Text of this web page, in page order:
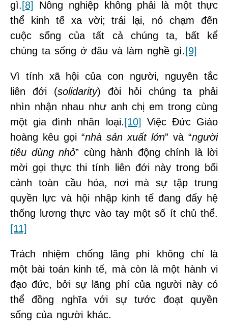
gì. [8]
Nông nghiệp không phải là một thực
thể kinh tế xa vời; trái lại, nó chạm đến
cuộc sống của tất cả chúng ta, bất kể
chúng ta sống ở đâu và làm nghề gì. [9]
Vì tính xã hội của con người, nguyên tắc
liên đới (solidarity) đòi hỏi chúng ta phải
nhìn nhận nhau như anh chị em trong cùng
một gia đình nhân loại. [10]
Việc Đức Giáo
hoàng kêu gọi “nhà sản xuất lớn” và “người
tiêu dùng nhỏ” cùng hành động chính là lời
mời gọi thực thi tính liên đới này trong bối
cảnh toàn cầu hóa, nơi mà sự tập trung
quyền lực và hội nhập kinh tế đang đẩy hệ
thống lương thực vào tay một số ít chủ thể.
[11]
Trách nhiệm chống lãng phí không chỉ là
một bài toán kinh tế, mà còn là một hành vi
đạo đức, bởi sự lãng phí của người này có
thể đồng nghĩa với sự tước đoạt quyền
sống của người khác.